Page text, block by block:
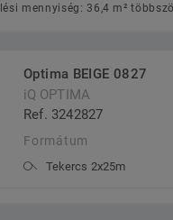
mennyiség: 36,4 m²
Optima BEIGE 0827
iQ OPTIMA
Ref. 3242827
Formátum
Tekercs 2x25m